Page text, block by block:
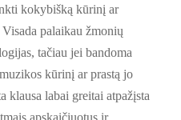
kokybišką kūrinį ar
palaikau žmonių
tačiau jei bandoma
kūrinį ar prastą jo
klausa labai greitai atpažįsta
apskaičiuotus ir